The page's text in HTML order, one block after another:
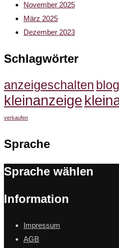
November 2025
März 2025
Dezember 2023
Schlagwörter
anzeigeschalten blog
kleinanzeige
verkaufen
Sprache
Sprache wählen
Information
Impressum
AGB